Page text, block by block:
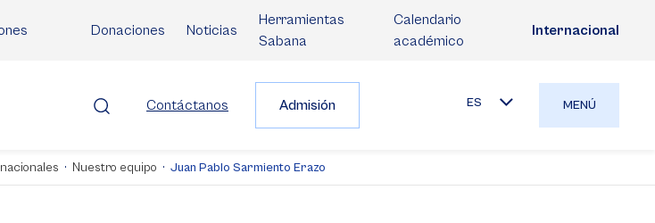
Donaciones Noticias
Herramientas
Sabana
Calendario
académico
Internacional
Contáctanos Admisión ES MENÚ
Nuestro equipo Juan Pablo Sarmiento Erazo